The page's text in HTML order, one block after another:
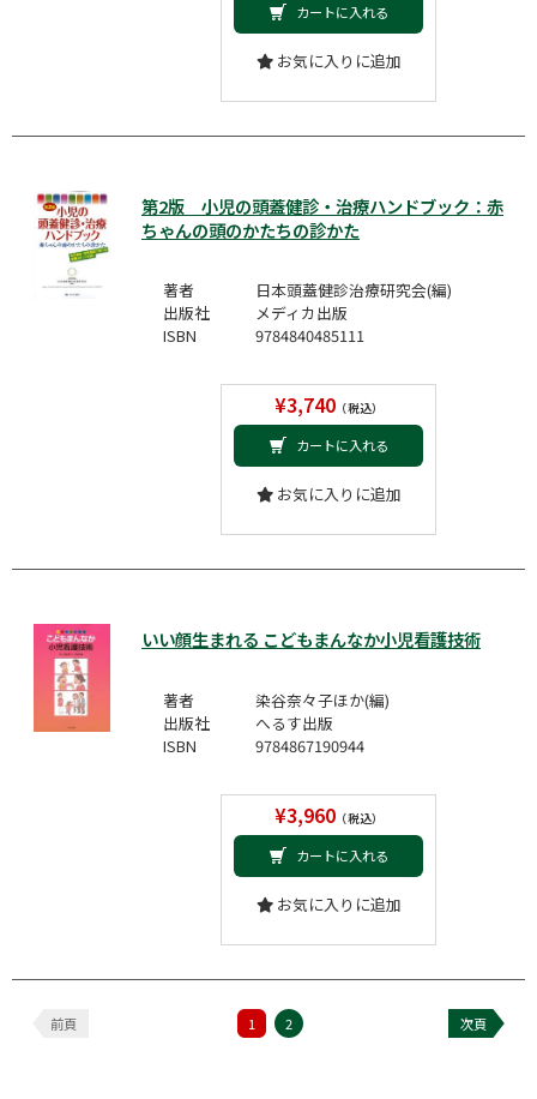
カートに入れる
お気に入りに追加
第2版 小児の頭蓋健診・治療ハンドブック：赤
ちゃんの頭のかたちの診かた
著者
日本頭蓋健診治療研究会(編)
出版社
メディカ出版
ISBN
9784840485111
¥3,740（税込）
カートに入れる
お気に入りに追加
いい顔生まれる こどもまんなか小児看護技術
著者
染谷奈々子ほか(編)
出版社
へるす出版
ISBN
9784867190944
¥3,960（税込）
カートに入れる
お気に入りに追加
前頁 1 2 次頁